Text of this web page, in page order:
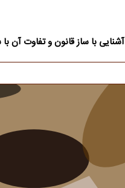
آشنایی با ساز قانون و تفاوت آن با